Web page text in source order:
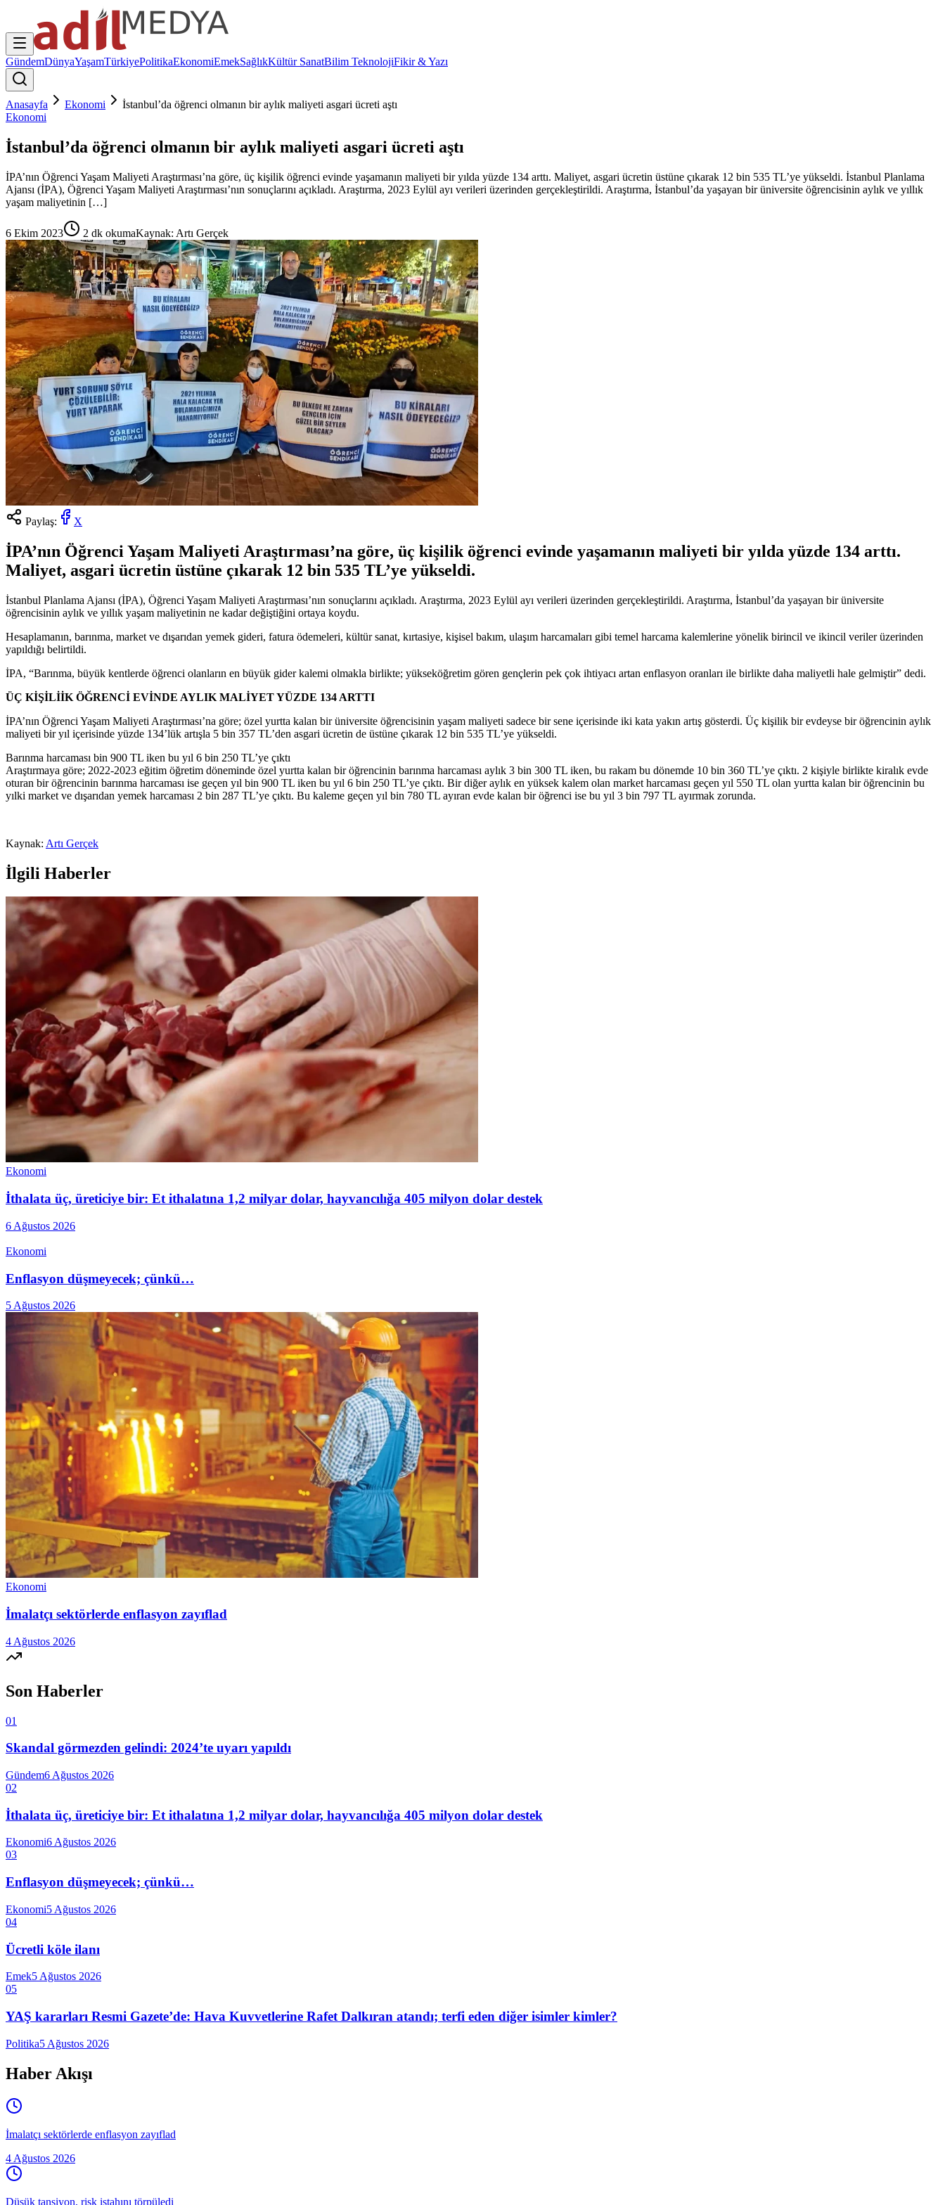
GündemDünyaYaşamTürkiyePolitikaEkonomiEmekSağlıkKültür SanatBilim TeknolojiFikir & Yazı
Anasayfa Ekonomi
İstanbul’da öğrenci olmanın bir aylık maliyeti asgari ücreti aştı
Ekonomi
İstanbul’da öğrenci olmanın bir aylık maliyeti asgari ücreti aştı
İPA’nın Öğrenci Yaşam Maliyeti Araştırması’na göre, üç kişilik öğrenci evinde yaşamanın maliyeti bir yılda yüzde 134 arttı. Maliyet, asgari ücretin üstüne çıkarak 12 bin 535 TL’ye yükseldi. İstanbul Planlama
Ajansı (İPA), Öğrenci Yaşam Maliyeti Araştırması’nın sonuçlarını açıkladı. Araştırma, 2023 Eylül ayı verileri üzerinden gerçekleştirildi. Araştırma, İstanbul’da yaşayan bir üniversite öğrencisinin aylık ve yıllık
yaşam maliyetinin […]
6 Ekim 2023 2 dk okumaKaynak: Artı Gerçek
Paylaş: X
İPA’nın Öğrenci Yaşam Maliyeti Araştırması’na göre, üç kişilik öğrenci evinde yaşamanın maliyeti bir yılda yüzde 134 arttı.
Maliyet, asgari ücretin üstüne çıkarak 12 bin 535 TL’ye yükseldi.
İstanbul Planlama Ajansı (İPA), Öğrenci Yaşam Maliyeti Araştırması’nın sonuçlarını açıkladı. Araştırma, 2023 Eylül ayı verileri üzerinden gerçekleştirildi. Araştırma, İstanbul’da yaşayan bir üniversite
öğrencisinin aylık ve yıllık yaşam maliyetinin ne kadar değiştiğini ortaya koydu.
Hesaplamanın, barınma, market ve dışarıdan yemek gideri, fatura ödemeleri, kültür sanat, kırtasiye, kişisel bakım, ulaşım harcamaları gibi temel harcama kalemlerine yönelik birincil ve ikincil veriler üzerinden
yapıldığı belirtildi.
İPA, “Barınma, büyük kentlerde öğrenci olanların en büyük gider kalemi olmakla birlikte; yükseköğretim gören gençlerin pek çok ihtiyacı artan enflasyon oranları ile birlikte daha maliyetli hale gelmiştir” dedi.
ÜÇ KİŞİLİİK ÖĞRENCİ EVİNDE AYLIK MALİYET YÜZDE 134 ARTTI
İPA’nın Öğrenci Yaşam Maliyeti Araştırması’na göre; özel yurtta kalan bir üniversite öğrencisinin yaşam maliyeti sadece bir sene içerisinde iki kata yakın artış gösterdi. Üç kişilik bir evdeyse bir öğrencinin aylık
maliyeti bir yıl içerisinde yüzde 134’lük artışla 5 bin 357 TL’den asgari ücretin de üstüne çıkarak 12 bin 535 TL’ye yükseldi.
Barınma harcaması bin 900 TL iken bu yıl 6 bin 250 TL’ye çıktı
Araştırmaya göre; 2022-2023 eğitim öğretim döneminde özel yurtta kalan bir öğrencinin barınma harcaması aylık 3 bin 300 TL iken, bu rakam bu dönemde 10 bin 360 TL’ye çıktı. 2 kişiyle birlikte kiralık evde
oturan bir öğrencinin barınma harcaması ise geçen yıl bin 900 TL iken bu yıl 6 bin 250 TL’ye çıktı. Bir diğer aylık en yüksek kalem olan market harcaması geçen yıl 550 TL olan yurtta kalan bir öğrencinin bu
yılki market ve dışarıdan yemek harcaması 2 bin 287 TL’ye çıktı. Bu kaleme geçen yıl bin 780 TL ayıran evde kalan bir öğrenci ise bu yıl 3 bin 797 TL ayırmak zorunda.
Kaynak: Artı Gerçek
İlgili Haberler
Ekonomi
İthalata üç, üreticiye bir: Et ithalatına 1,2 milyar dolar, hayvancılığa 405 milyon dolar destek
6 Ağustos 2026
Ekonomi
Enflasyon düşmeyecek; çünkü…
5 Ağustos 2026
Ekonomi
İmalatçı sektörlerde enflasyon zayıflad
4 Ağustos 2026
Son Haberler
01
Skandal görmezden gelindi: 2024’te uyarı yapıldı
Gündem6 Ağustos 2026
02
İthalata üç, üreticiye bir: Et ithalatına 1,2 milyar dolar, hayvancılığa 405 milyon dolar destek
Ekonomi6 Ağustos 2026
03
Enflasyon düşmeyecek; çünkü…
Ekonomi5 Ağustos 2026
04
Ücretli köle ilanı
Emek5 Ağustos 2026
05
YAŞ kararları Resmi Gazete’de: Hava Kuvvetlerine Rafet Dalkıran atandı; terfi eden diğer isimler kimler?
Politika5 Ağustos 2026
Haber Akışı
İmalatçı sektörlerde enflasyon zayıflad
4 Ağustos 2026
Düşük tansiyon, risk iştahını törpüledi